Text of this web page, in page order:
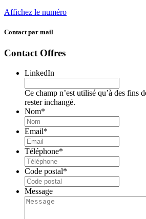
Affichez le numéro
Contact par mail
Contact Offres
LinkedIn
Ce champ n’est utilisé qu’à des fins
rester inchangé.
Nom*
Email*
Téléphone*
Code postal*
Message